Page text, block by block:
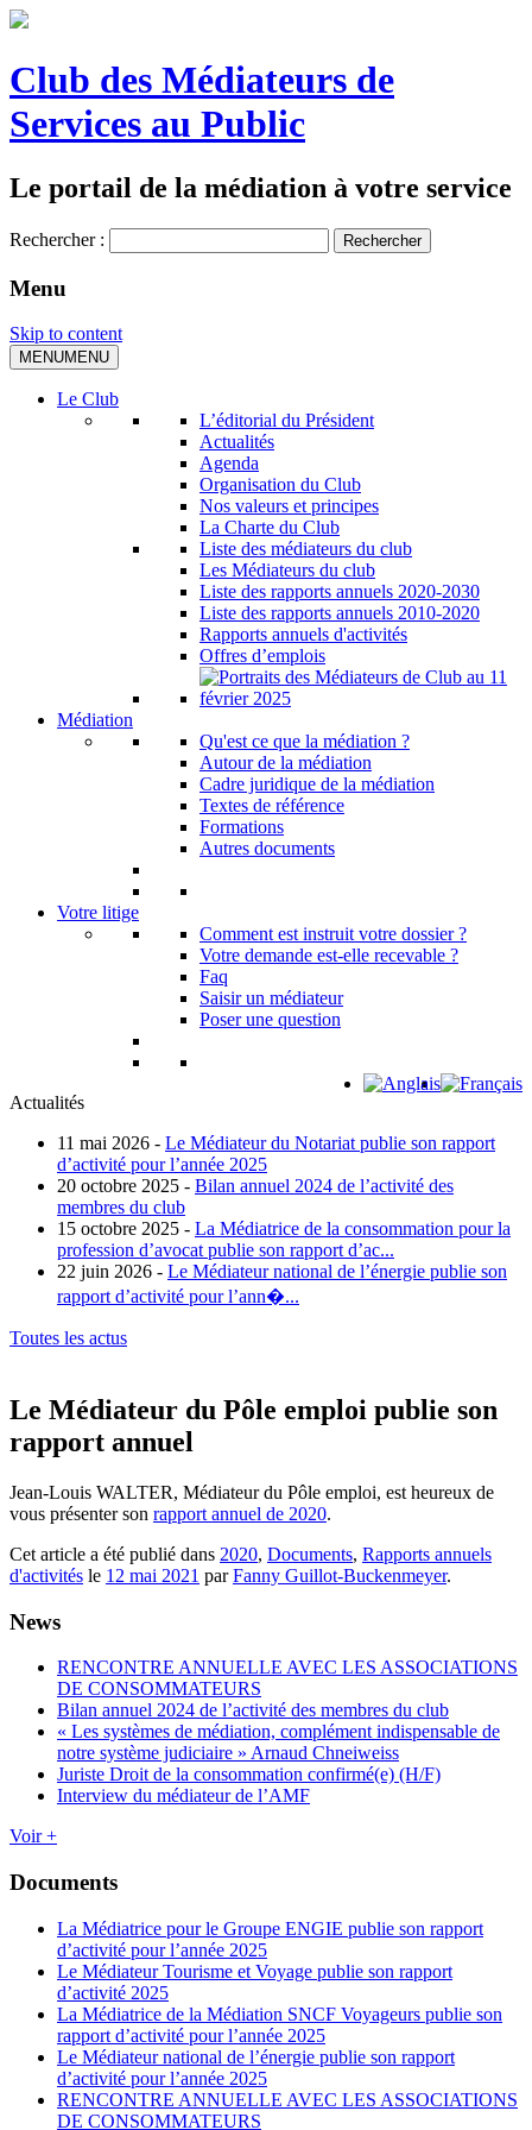
Club des Médiateurs de
Services au Public
Le portail de la médiation à votre service
Rechercher :
Menu
Skip to content
MENUMENU
Le Club
L’éditorial du Président
Actualités
Agenda
Organisation du Club
Nos valeurs et principes
La Charte du Club
Liste des médiateurs du club
Les Médiateurs du club
Liste des rapports annuels 2020-2030
Liste des rapports annuels 2010-2020
Rapports annuels d'activités
Offres d’emplois
Médiation
Qu'est ce que la médiation ?
Autour de la médiation
Cadre juridique de la médiation
Textes de référence
Formations
Autres documents
Votre litige
Comment est instruit votre dossier ?
Votre demande est-elle recevable ?
Faq
Saisir un médiateur
Poser une question
Actualités
11 mai 2026 - Le Médiateur du Notariat publie son rapport
d’activité pour l’année 2025
20 octobre 2025 - Bilan annuel 2024 de l’activité des
membres du club
15 octobre 2025 - La Médiatrice de la consommation pour la
profession d’avocat publie son rapport d’ac...
22 juin 2026 - Le Médiateur national de l’énergie publie son
rapport d’activité pour l’ann�...
Toutes les actus
Le Médiateur du Pôle emploi publie son
rapport annuel
Jean-Louis WALTER, Médiateur du Pôle emploi, est heureux de
vous présenter son rapport annuel de 2020.
Cet article a été publié dans 2020, Documents, Rapports annuels
d'activités le 12 mai 2021 parFanny Guillot-Buckenmeyer.
News
RENCONTRE ANNUELLE AVEC LES ASSOCIATIONS
DE CONSOMMATEURS
Bilan annuel 2024 de l’activité des membres du club
« Les systèmes de médiation, complément indispensable de
notre système judiciaire » Arnaud Chneiweiss
Juriste Droit de la consommation confirmé(e) (H/F)
Interview du médiateur de l’AMF
Voir +
Documents
La Médiatrice pour le Groupe ENGIE publie son rapport
d’activité pour l’année 2025
Le Médiateur Tourisme et Voyage publie son rapport
d’activité 2025
La Médiatrice de la Médiation SNCF Voyageurs publie son
rapport d’activité pour l’année 2025
Le Médiateur national de l’énergie publie son rapport
d’activité pour l’année 2025
RENCONTRE ANNUELLE AVEC LES ASSOCIATIONS
DE CONSOMMATEURS